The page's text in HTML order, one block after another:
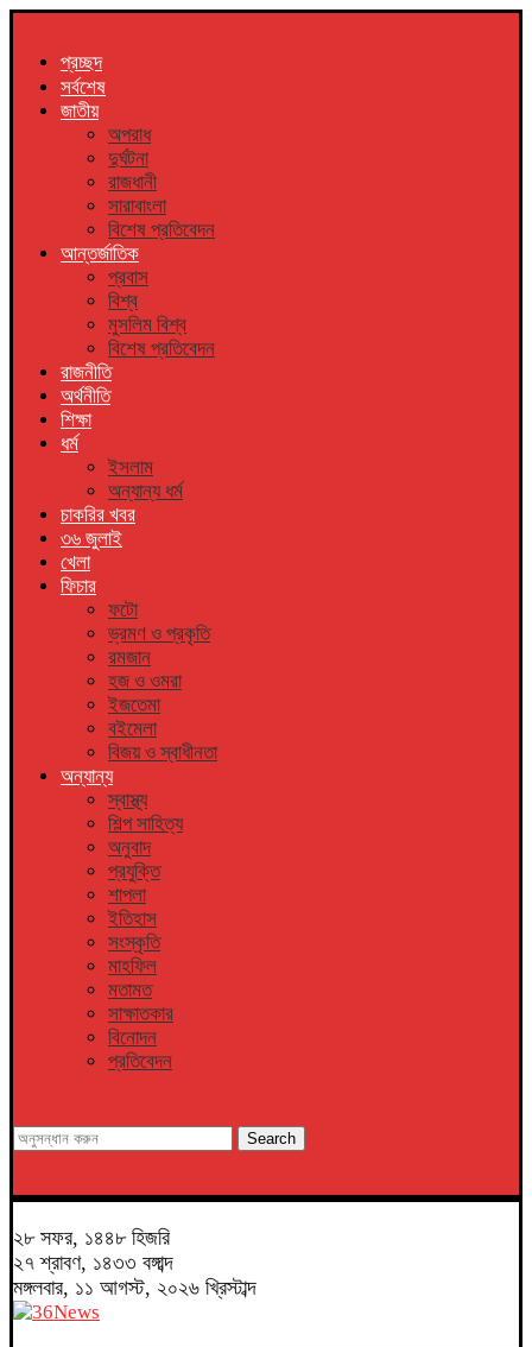
প্রচ্ছদ
সর্বশেষ
জাতীয়
অপরাধ
দুর্ঘটনা
রাজধানী
সারাবাংলা
বিশেষ প্রতিবেদন
আন্তর্জাতিক
প্রবাস
বিশ্ব
মুসলিম বিশ্ব
বিশেষ প্রতিবেদন
রাজনীতি
অর্থনীতি
শিক্ষা
ধর্ম
ইসলাম
অন্যান্য ধর্ম
চাকরির খবর
৩৬ জুলাই
খেলা
ফিচার
ফটো
ভ্রমণ ও প্রকৃতি
রমজান
হজ ও ওমরা
ইজতেমা
বইমেলা
বিজয় ও স্বাধীনতা
অন্যান্য
স্বাস্থ্য
শিল্প সাহিত্য
অনুবাদ
প্রযুক্তি
শাপলা
ইতিহাস
সংস্কৃতি
মাহফিল
মতামত
সাক্ষাতকার
বিনোদন
প্রতিবেদন
Search
২৮ সফর, ১৪৪৮ হিজরি
২৭ শ্রাবণ, ১৪৩৩ বঙ্গাব্দ
মঙ্গলবার, ১১ আগস্ট, ২০২৬ খ্রিস্টাব্দ